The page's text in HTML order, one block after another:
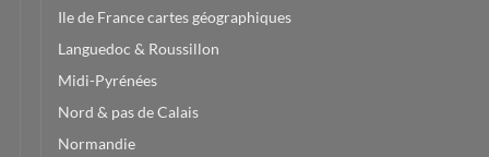
Ile de France cartes géographiques
Languedoc & Roussillon
Midi-Pyrénées
Nord & pas de Calais
Normandie